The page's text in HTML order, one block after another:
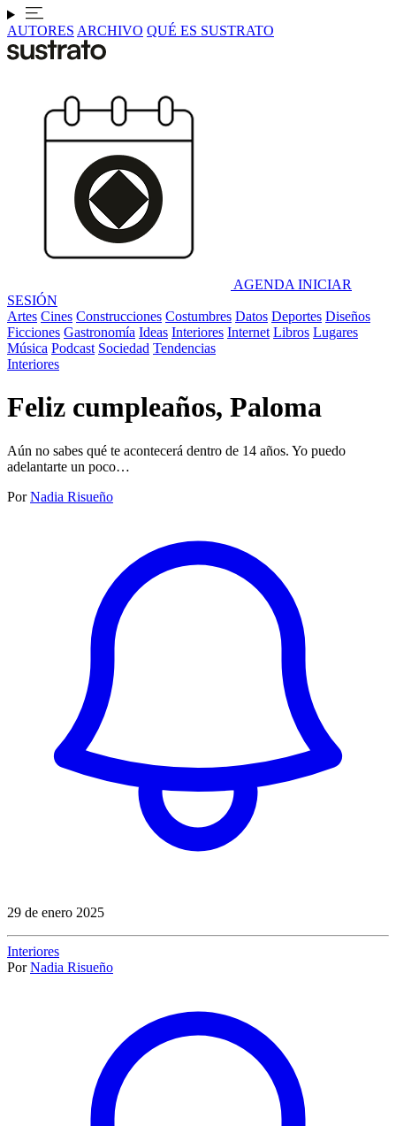
AUTORES ARCHIVO QUÉ ES SUSTRATO
AGENDA INICIAR
SESIÓN
Artes Cines Construcciones Costumbres Datos Deportes Diseños
Ficciones Gastronomía Ideas Interiores Internet Libros Lugares
Música Podcast Sociedad Tendencias
Interiores
Feliz cumpleaños, Paloma
Aún no sabes qué te acontecerá dentro de 14 años. Yo puedo
adelantarte un poco…
Por Nadia Risueño
29 de enero 2025
Interiores
Por Nadia Risueño